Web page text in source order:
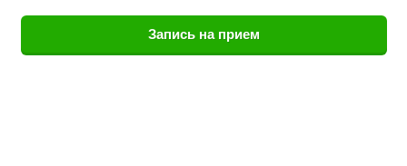
Запись на прием